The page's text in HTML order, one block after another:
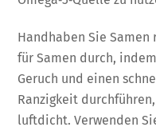
Handhaben Sie Samen
für Samen durch,
Geruch und einen
Ranzigkeit
luftdicht. Verwenden